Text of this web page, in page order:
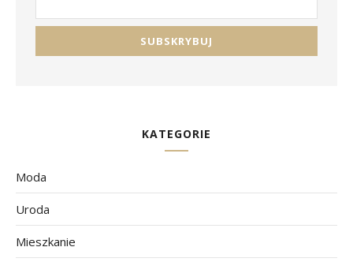
KATEGORIE
Moda
Uroda
Mieszkanie